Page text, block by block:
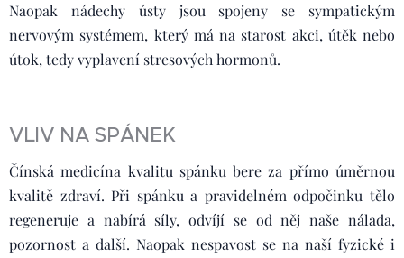
Naopak nádechy ústy jsou spojeny se sympatickým
nervovým systémem, který má na starost akci, útěk nebo
útok, tedy vyplavení stresových hormonů.
VLIV NA SPÁNEK
Čínská medicína kvalitu spánku bere za přímo úměrnou
kvalitě zdraví. Při spánku a pravidelném odpočinku tělo
regeneruje a nabírá síly, odvíjí se od něj naše nálada,
pozornost a další. Naopak nespavost se na naší fyzické i